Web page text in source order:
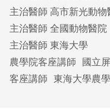
主治醫師 高市新光動物
主治醫師 全國動物醫院
主治醫師 東海大學
農學院客座講師 國立
客座講師 東海大學農